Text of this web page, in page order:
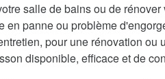
salle de bains ou de
en panne ou problème
pour une rénovation
disponible, efficace et de